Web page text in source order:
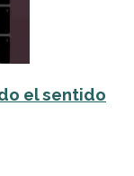
el sentido